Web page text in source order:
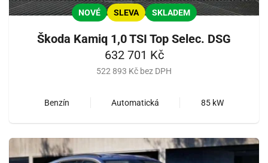
NOVÉ SLEVA SKLADEM
Škoda Kamiq 1,0 TSI Top Selec. DSG
632 701 Kč
522 893 Kč bez DPH
Benzín Automatická 85 kW